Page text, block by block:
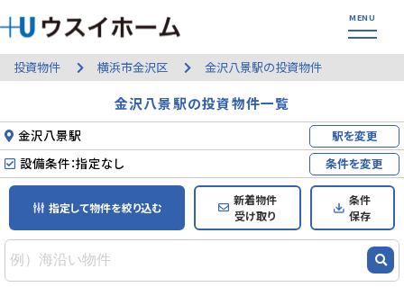
投資物件 横浜市金沢区 金沢八景駅の投資物件
金沢八景駅の投資物件一覧
金沢八景駅 駅を変更
設備条件：指定なし 条件を変更
指定して物件を絞り込む
新着物件
受け取り
条件
保存